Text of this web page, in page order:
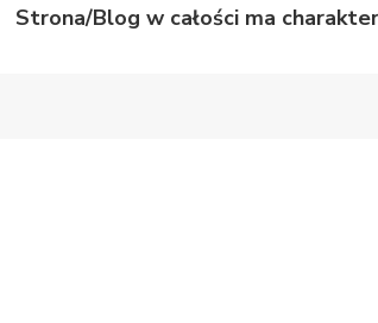
Strona/Blog w całości ma